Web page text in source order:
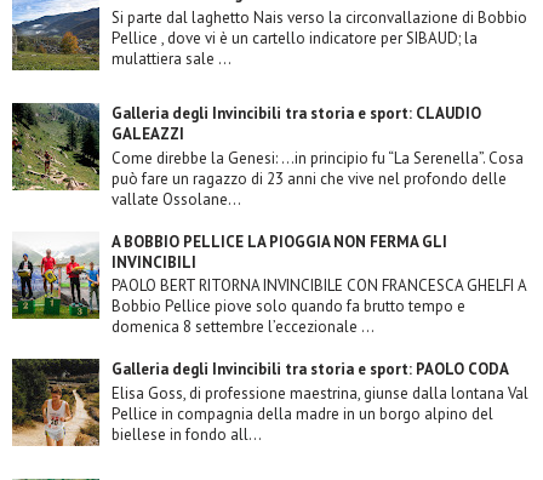
Si parte dal laghetto Nais verso la circonvallazione di Bobbio
Pellice , dove vi è un cartello indicatore per SIBAUD; la
mulattiera sale ...
Galleria degli Invincibili tra storia e sport: CLAUDIO
GALEAZZI
Come direbbe la Genesi: …in principio fu “La Serenella”. Cosa
può fare un ragazzo di 23 anni che vive nel profondo delle
vallate Ossolane...
A BOBBIO PELLICE LA PIOGGIA NON FERMA GLI
INVINCIBILI
PAOLO BERT RITORNA INVINCIBILE CON FRANCESCA GHELFI A
Bobbio Pellice piove solo quando fa brutto tempo e
domenica 8 settembre l’eccezionale ...
Galleria degli Invincibili tra storia e sport: PAOLO CODA
Elisa Goss, di professione maestrina, giunse dalla lontana Val
Pellice in compagnia della madre in un borgo alpino del
biellese in fondo all...